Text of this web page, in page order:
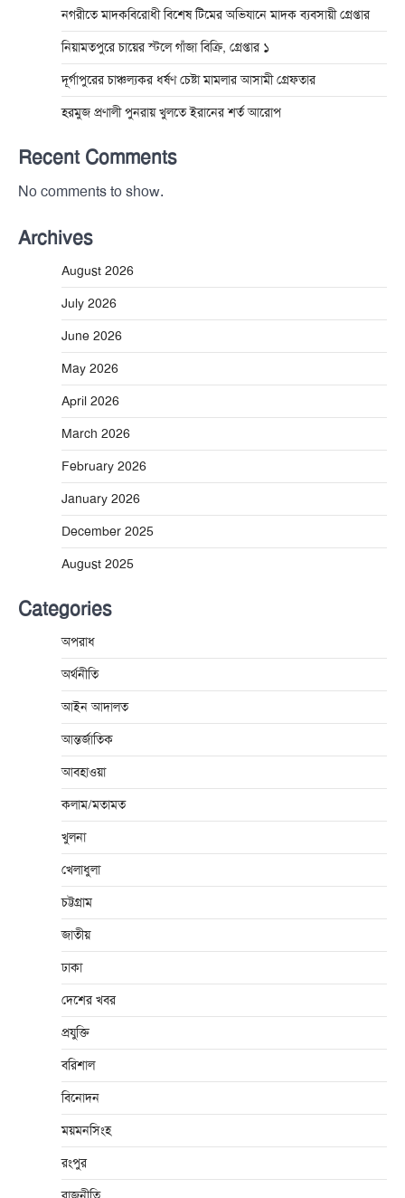
নগরীতে মাদকবিরোধী বিশেষ টিমের অভিযানে মাদক ব্যবসায়ী গ্রেপ্তার
নিয়ামতপুরে চায়ের স্টলে গাঁজা বিক্রি, গ্রেপ্তার ১
দূর্গাপুরের চাঞ্চল্যকর ধর্ষণ চেষ্টা মামলার আসামী গ্রেফতার
হরমুজ প্রণালী পুনরায় খুলতে ইরানের শর্ত আরোপ
Recent Comments
No comments to show.
Archives
August 2026
July 2026
June 2026
May 2026
April 2026
March 2026
February 2026
January 2026
December 2025
August 2025
Categories
অপরাধ
অর্থনীতি
আইন আদালত
আন্তর্জাতিক
আবহাওয়া
কলাম/মতামত
খুলনা
খেলাধুলা
চট্টগ্রাম
জাতীয়
ঢাকা
দেশের খবর
প্রযুক্তি
বরিশাল
বিনোদন
ময়মনসিংহ
রংপুর